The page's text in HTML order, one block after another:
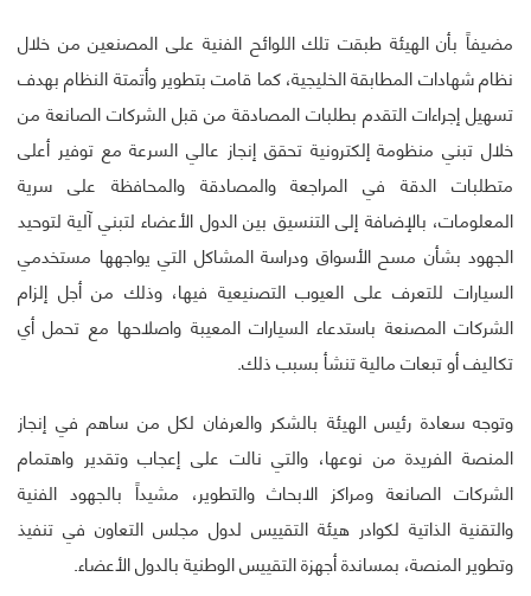
مضيفاً بأن الهيئة طبقت تلك اللوائح الفنية على المصنعين من خلال
نظام شهادات المطابقة الخليجية، كما قامت بتطوير وأتمتة النظام بهدف
تسهيل إجراءات التقدم بطلبات المصادقة من قبل الشركات الصانعة من
خلال تبني منظومة إلكترونية تحقق إنجاز عالي السرعة مع توفير أعلى
متطلبات الدقة في المراجعة والمصادقة والمحافظة على سرية
المعلومات، بالإضافة إلى التنسيق بين الدول الأعضاء لتبني آلية لتوحيد
الجهود بشأن مسح الأسواق ودراسة المشاكل التي يواجهها مستخدمي
السيارات للتعرف على العيوب التصنيعية فيها، وذلك من أجل إلزام
الشركات المصنعة باستدعاء السيارات المعيبة واصلاحها مع تحمل أي
تكاليف أو تبعات مالية تنشأ بسبب ذلك.
وتوجه سعادة رئيس الهيئة بالشكر والعرفان لكل من ساهم في إنجاز
المنصة الفريدة من نوعها، والتي نالت على إعجاب وتقدير واهتمام
الشركات الصانعة ومراكز الابحاث والتطوير، مشيداً بالجهود الفنية
والتقنية الذاتية لكوادر هيئة التقييس لدول مجلس التعاون في تنفيذ
وتطوير المنصة، بمساندة أجهزة التقييس الوطنية بالدول الأعضاء.